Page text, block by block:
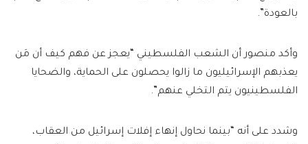
بالعودة”.
وأكد منصور أن الشعب الفلسطيني “يعجز عن فهم كيف أن مَن
يعذبهم الإسرائيليون ما زالوا يحصلون على الحماية، والضحايا
الفلسطينيون يتم التخلي عنهم”.
وشدد على أنه “بينما نحاول إنهاء إفلات إسرائيل من العقاب،